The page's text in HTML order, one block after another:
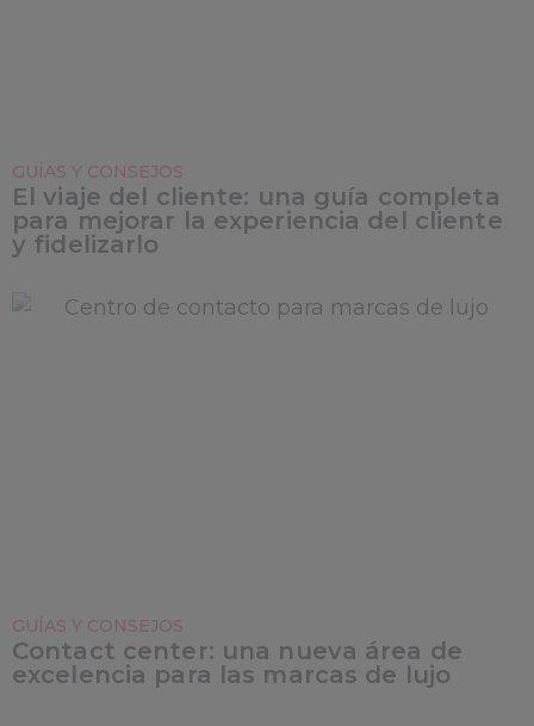
GUÍAS Y CONSEJOS
El viaje del cliente: una guía completa
para mejorar la experiencia del cliente
y fidelizarlo
GUÍAS Y CONSEJOS
Contact center: una nueva área de
excelencia para las marcas de lujo